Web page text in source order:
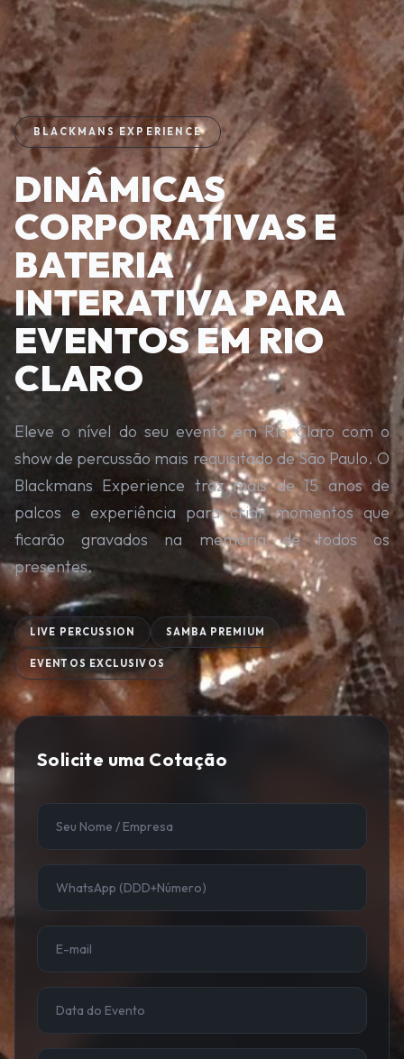
BLACKMANS EXPERIENCE
DINÂMICAS
CORPORATIVAS E
BATERIA
INTERATIVA PARA
EVENTOS EM RIO
CLARO
Eleve o nível do seu evento em Rio Claro com o
show de percussão mais requisitado de São Paulo. O
Blackmans Experience traz mais de 15 anos de
palcos e experiência para criar momentos que
ficarão gravados na memória de todos os
presentes.
LIVE PERCUSSION SAMBA PREMIUM
EVENTOS EXCLUSIVOS
Solicite uma Cotação